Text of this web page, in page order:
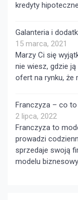
kredyty
Galanteria i
15 marca, 2021
Marzy Ci się
nie wiesz, gdzie
ofert na rynku, że
Franczyza – co
2 lipca, 2022
Franczyza to
prowadzi
sprzedaje swoją
modelu